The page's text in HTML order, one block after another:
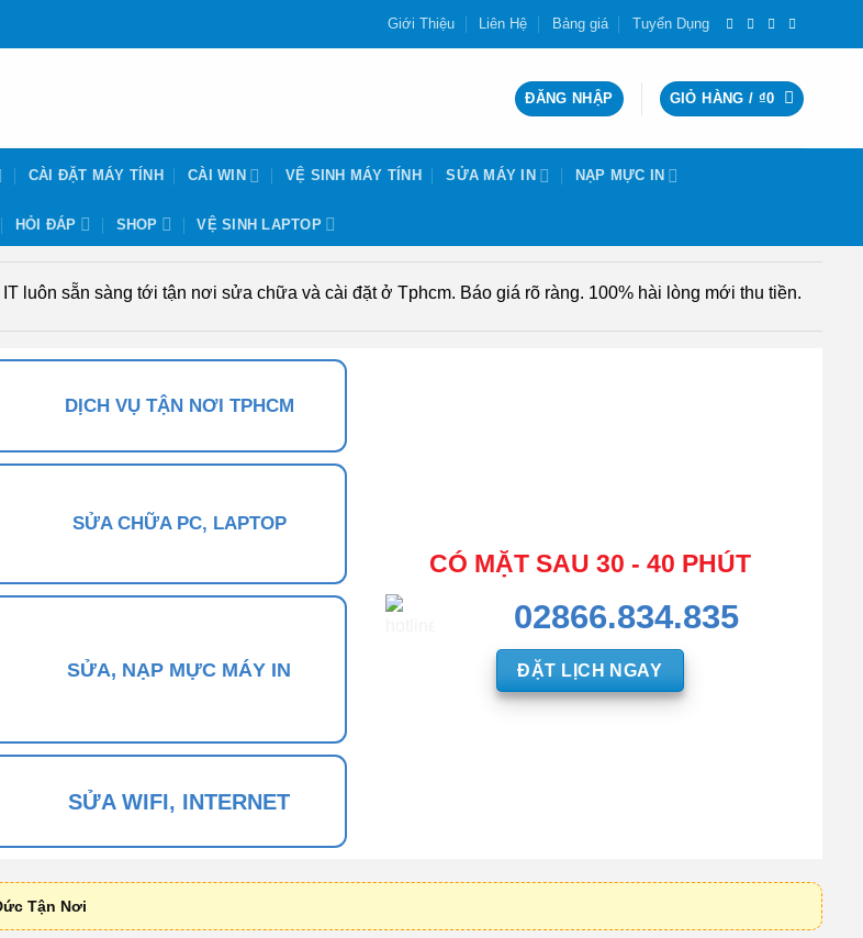
Giới Thiệu Liên Hệ Bảng giá Tuyển Dụng
ĐĂNG NHẬP GIỎ HÀNG / ₫0
CÀI ĐẶT MÁY TÍNH CÀI WIN VỆ SINH MÁY TÍNH SỬA MÁY IN NẠP MỰC IN
HỎI ĐÁP SHOP VỆ SINH LAPTOP
luôn sẵn sàng tới tận nơi sửa chữa và cài đặt ở Tphcm. Báo giá rõ ràng. 100% hài lòng mới thu tiền.
DỊCH VỤ TẬN NƠI TPHCM
SỬA CHỮA PC, LAPTOP
SỬA, NẠP MỰC MÁY IN
SỬA WIFI, INTERNET
CÓ MẶT SAU 30 - 40 PHÚT
02866.834.835
ĐẶT LỊCH NGAY
Tận Nơi